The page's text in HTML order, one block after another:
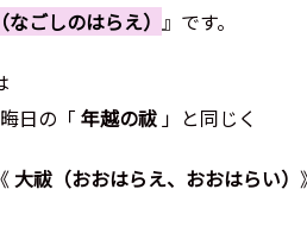
ごしのはらえ） 』です。
日の「 年越の祓 」と同じく
大祓（おおはらえ、おおはらい）